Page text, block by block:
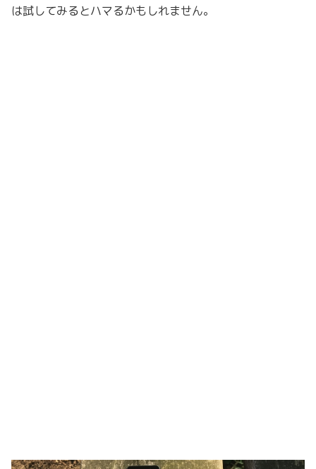
は試してみるとハマるかもしれません。